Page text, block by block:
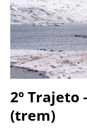
2º Trajeto
(trem)